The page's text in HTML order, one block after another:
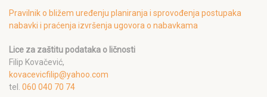
Pravilnik o bližem uređenju planiranja i sprovođenja postupaka
nabavki i praćenja izvršenja ugovora o nabavkama
Lice za zaštitu podataka o ličnosti
Filip Kovačević,
kovacevicfilip@yahoo.com
tel. 060 040 70 74